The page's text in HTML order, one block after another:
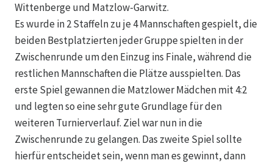
Wittenberge und Matzlow-Garwitz.
Es wurde in 2 Staffeln zu je 4 Mannschaften gespielt, die
beiden Bestplatzierten jeder Gruppe spielten in der
Zwischenrunde um den Einzug ins Finale, während die
restlichen Mannschaften die Plätze ausspielten. Das
erste Spiel gewannen die Matzlower Mädchen mit 4:2
und legten so eine sehr gute Grundlage für den
weiteren Turnierverlauf. Ziel war nun in die
Zwischenrunde zu gelangen. Das zweite Spiel sollte
hierfür entscheidet sein, wenn man es gewinnt, dann